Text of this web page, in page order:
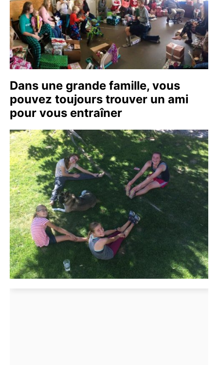
Dans une grande famille, vous
pouvez toujours trouver un ami
pour vous entraîner